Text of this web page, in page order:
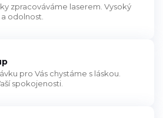
zpracováváme laserem. Vysoký
odolnost.
pro Vás chystáme s láskou.
spokojenosti.